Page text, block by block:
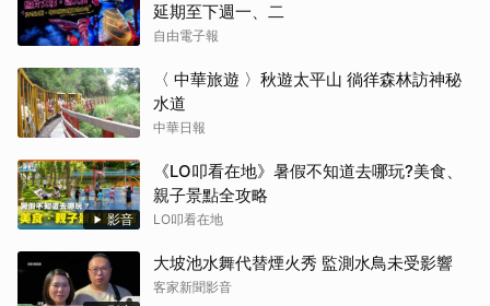
延期至下週一、二
自由電子報
〈 中華旅遊 〉秋遊太平山 徜徉森林訪神秘
水道
中華日報
影音
《LO叩看在地》暑假不知道去哪玩?美食、
親子景點全攻略
LO叩看在地
大坡池水舞代替煙火秀 監測水鳥未受影響
客家新聞影音